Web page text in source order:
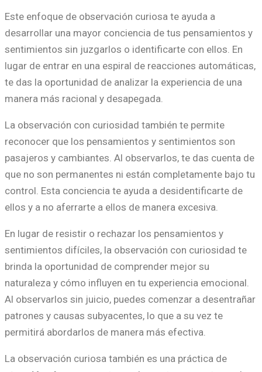
Este enfoque de observación curiosa te ayuda a
desarrollar una mayor conciencia de tus pensamientos y
sentimientos sin juzgarlos o identificarte con ellos. En
lugar de entrar en una espiral de reacciones automáticas,
te das la oportunidad de analizar la experiencia de una
manera más racional y desapegada.
La observación con curiosidad también te permite
reconocer que los pensamientos y sentimientos son
pasajeros y cambiantes. Al observarlos, te das cuenta de
que no son permanentes ni están completamente bajo tu
control. Esta conciencia te ayuda a desidentificarte de
ellos y a no aferrarte a ellos de manera excesiva.
En lugar de resistir o rechazar los pensamientos y
sentimientos difíciles, la observación con curiosidad te
brinda la oportunidad de comprender mejor su
naturaleza y cómo influyen en tu experiencia emocional.
Al observarlos sin juicio, puedes comenzar a desentrañar
patrones y causas subyacentes, lo que a su vez te
permitirá abordarlos de manera más efectiva.
La observación curiosa también es una práctica de